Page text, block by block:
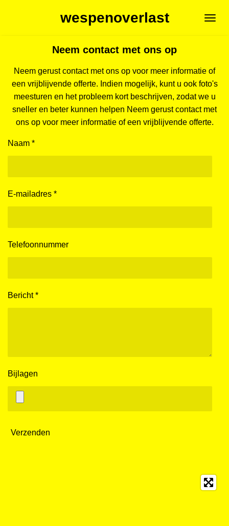
wespenoverlast
Neem contact met ons op
Neem gerust contact met ons op voor meer informatie of
een vrijblijvende offerte. Indien mogelijk, kunt u ook foto's
meesturen en het probleem kort beschrijven, zodat we u
sneller en beter kunnen helpen Neem gerust contact met
ons op voor meer informatie of een vrijblijvende offerte.
Naam *
E-mailadres *
Telefoonnummer
Bericht *
Bijlagen
Verzenden